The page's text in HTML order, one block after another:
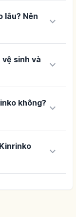
lâu? Nên
keyboard_arrow_down
sinh và
keyboard_arrow_down
không? keyboard_arrow_down
keyboard_arrow_down